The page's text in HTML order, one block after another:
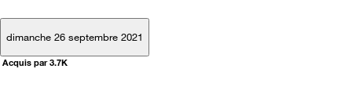
dimanche 26 septembre 2021
Acquis par 3.7K